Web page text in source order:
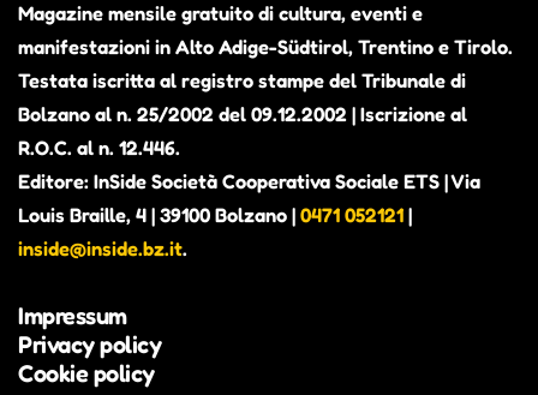
Magazine mensile gratuito di cultura, eventi e
manifestazioni in Alto Adige-Südtirol, Trentino e Tirolo.
Testata iscritta al registro stampe del Tribunale di
Bolzano al n. 25/2002 del 09.12.2002 | Iscrizione al
R.O.C. al n. 12.446.
Editore: InSide Società Cooperativa Sociale ETS | Via
Louis Braille, 4 | 39100 Bolzano | 0471 052121 |
inside@inside.bz.it.
Impressum
Privacy policy
Cookie policy